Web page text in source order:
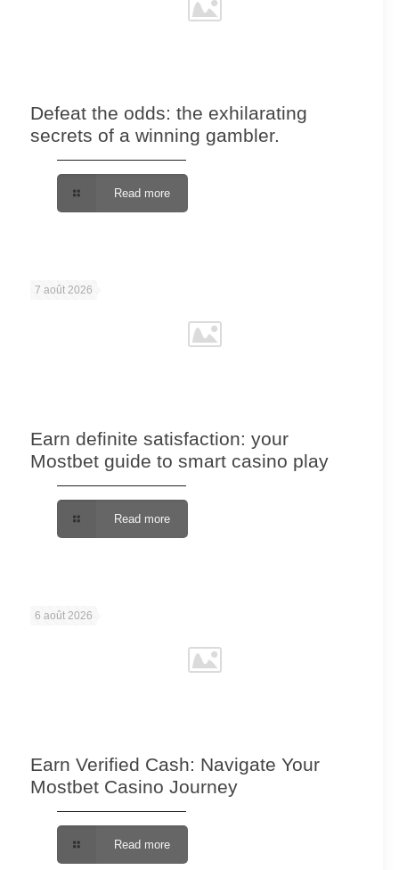
Defeat the odds: the exhilarating
secrets of a winning gambler.
Read more
7 août 2026
Earn definite satisfaction: your
Mostbet guide to smart casino play
Read more
6 août 2026
Earn Verified Cash: Navigate Your
Mostbet Casino Journey
Read more